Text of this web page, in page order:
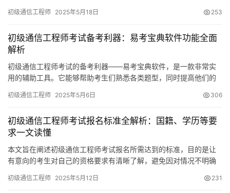
初级通信工程师 2025年5月18日 253
初级通信工程师考试备考利器：易考宝典软件功能全面
解析
初级通信工程师考试的备考利器——易考宝典软件，是一款非常实
用的辅助工具。它能够帮助考生们熟悉各类题型，同时提高他们的
绩。
初级通信工程师 2025年5月6日 306
初级通信工程师考试报名标准全解析：国籍、学历等要
求一文读懂
本文旨在阐述初级通信工程师考试报名所需达到的标准，目的是让
有意向的考生对自己的资格要求有清晰了解，避免因对情况不明确
初级通信工程师 2025年5月12日 231